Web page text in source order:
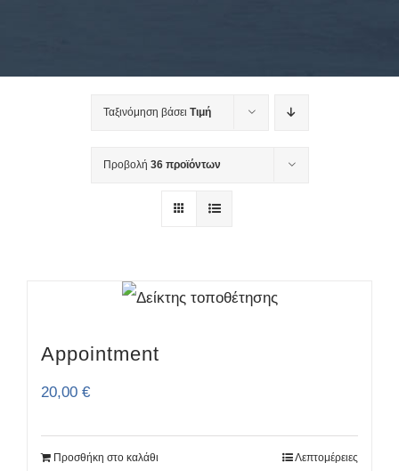
Ταξινόμηση βάσει Τιμή
Προβολή 36 προϊόντων
Appointment
20,00 €
Προσθήκη στο καλάθι Λεπτομέρειες